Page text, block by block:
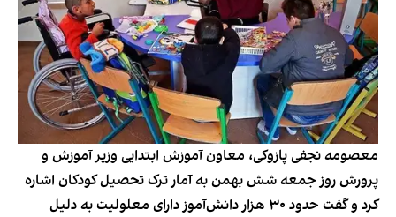
معصومه نجفی پازوکی، معاون آموزش ابتدایی وزیر آموزش و
پرورش روز جمعه شش بهمن به آمار ترک تحصیل کودکان اشاره
کرد و گفت حدود ۳۰ هزار دانش‌آموز دارای معلولیت به دلیل